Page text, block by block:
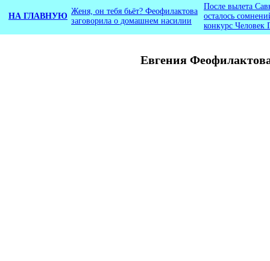
Евгения
НА ГЛАВНУЮ
Женя, он тебя бьёт? Феофилактова
заговорила о домашнем насилии
После вылета
осталось
конкурс Человек